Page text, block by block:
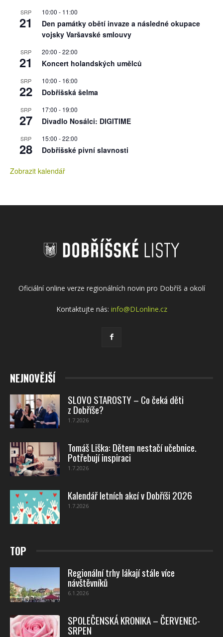
SRP
21
10:00 - 11:00
Den památky obětí invaze a následné okupace
vojsky Varšavské smlouvy
SRP
21
20:00 -22:00
Koncert holandských umělců
SRP
22
10:00 - 16:00
Dobříšská šelma
SRP
27
17:00 - 19:00
Divadlo Nosálci: DIGITIME
SRP
28
15:00 -22:00
Dobříšské pivní slavnosti
Zobrazit kalendář
Oficiální online verze regionálních novin pro Dobříš a okolí
Kontaktujte nás: info@DLonline.cz
NEJNOVĚJŠÍ
SLOVO STAROSTY – Co čeká děti
z Dobříše?
1.7.2026
Tomáš Liška: Dětem nestačí učebnice.
Potřebují inspiraci
1.7.2026
Kalendář letních akcí v Dobříši 2026
1.7.2026
TOP
Regionální trhy lákají stále více
návštěvníků
6.1.2026
SPOLEČENSKÁ KRONIKA – ČERVENEC-
SRPEN